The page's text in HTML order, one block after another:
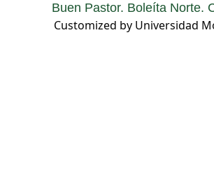
Buen Pastor. Boleíta Norte.
Customized by Universidad